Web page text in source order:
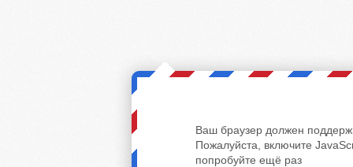
Ваш браузер должен
Пожалуйста, включите
попробуйте ещё раз